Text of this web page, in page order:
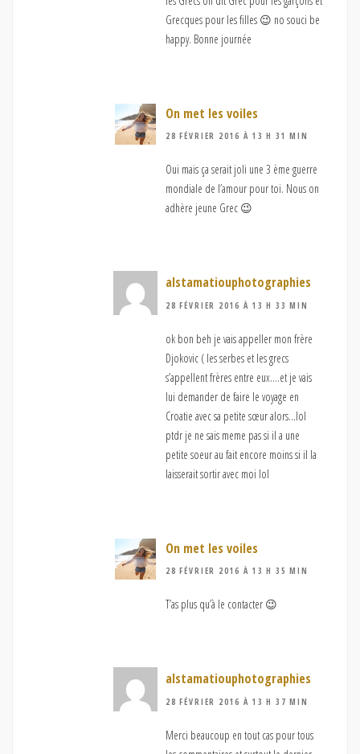
Grecques pour les filles 😉 no souci be
happy. Bonne journée
On met les voiles
28 FÉVRIER 2016 À 13 H 31 MIN
Oui mais ça serait joli une 3 ème guerre
mondiale de l’amour pour toi. Nous on
adhère jeune Grec 😉
alstamatiouphotographies
28 FÉVRIER 2016 À 13 H 33 MIN
ok bon beh je vais appeller mon frère
Djokovic ( les serbes et les grecs
s’appellent frères entre eux….et je vais
lui demander de faire le voyage en
Croatie avec sa petite sœur alors…lol
ptdr je ne sais meme pas si il a une
petite soeur au fait encore moins si il la
laisserait sortir avec moi lol
On met les voiles
28 FÉVRIER 2016 À 13 H 35 MIN
T’as plus qu’à le contacter 😉
alstamatiouphotographies
28 FÉVRIER 2016 À 13 H 37 MIN
Merci beaucoup en tout cas pour tous